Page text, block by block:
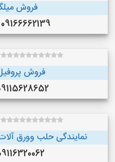
فروش
09166662139 (الیگودرز )
فروش
09115628652
نمایندگی حلب وورق
09116320062